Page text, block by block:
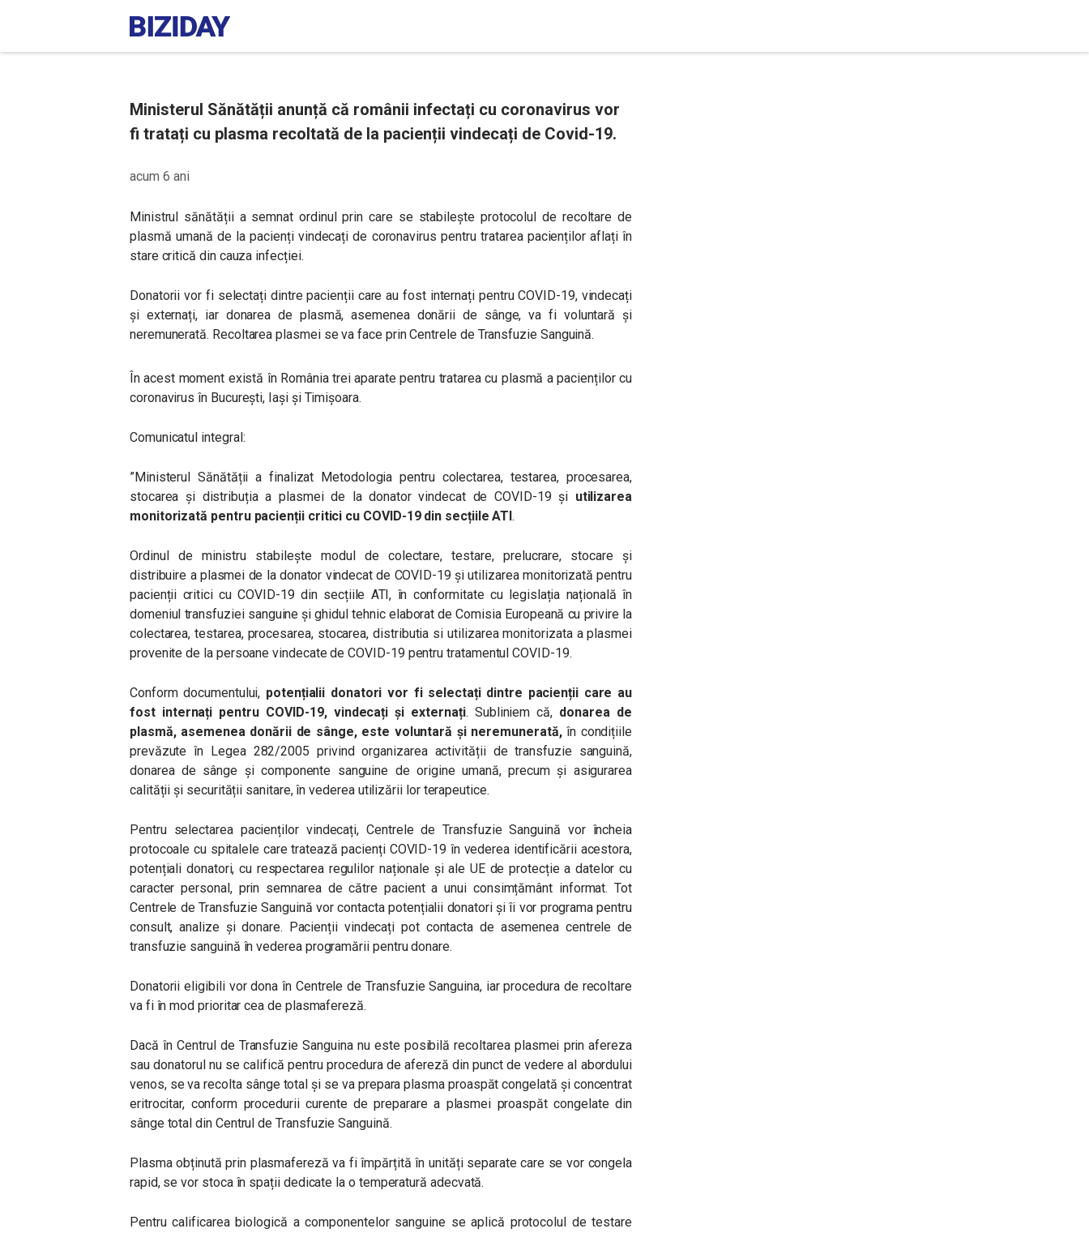
Ministerul Sănătății anunță că românii infectați cu coronavirus vor
fi tratați cu plasma recoltată de la pacienții vindecați de Covid-19.
acum 6 ani
Ministrul sănătății a semnat ordinul prin care se stabilește protocolul de recoltare de
plasmă umană de la pacienți vindecați de coronavirus pentru tratarea pacienților aflați în
stare critică din cauza infecției.
Donatorii vor fi selectați dintre pacienții care au fost internați pentru COVID-19, vindecați
și externați, iar donarea de plasmă, asemenea donării de sânge, va fi voluntară și
neremunerată. Recoltarea plasmei se va face prin Centrele de Transfuzie Sanguină.
În acest moment există în România trei aparate pentru tratarea cu plasmă a pacienților cu
coronavirus în București, Iași și Timișoara.
Comunicatul integral:
”Ministerul Sănătății a finalizat Metodologia pentru colectarea, testarea, procesarea,
stocarea și distribuția a plasmei de la donator vindecat de COVID-19 și utilizarea
monitorizată pentru pacienții critici cu COVID-19 din secțiile ATI.
Ordinul de ministru stabilește modul de colectare, testare, prelucrare, stocare și
distribuire a plasmei de la donator vindecat de COVID-19 și utilizarea monitorizată pentru
pacienții critici cu COVID-19 din secțiile ATI, în conformitate cu legislația națională în
domeniul transfuziei sanguine și ghidul tehnic elaborat de Comisia Europeană cu privire la
colectarea, testarea, procesarea, stocarea, distributia si utilizarea monitorizata a plasmei
provenite de la persoane vindecate de COVID-19 pentru tratamentul COVID-19.
Conform documentului, potențialii donatori vor fi selectați dintre pacienții care au
fost internați pentru COVID-19, vindecați și externați. Subliniem că, donarea de
plasmă, asemenea donării de sânge, este voluntară și neremunerată,în condițiile
prevăzute în Legea 282/2005 privind organizarea activității de transfuzie sanguină,
donarea de sânge și componente sanguine de origine umană, precum și asigurarea
calității și securității sanitare, în vederea utilizării lor terapeutice.
Pentru selectarea pacienților vindecați, Centrele de Transfuzie Sanguină vor încheia
protocoale cu spitalele care tratează pacienți COVID-19 în vederea identificării acestora,
potențiali donatori, cu respectarea regulilor naționale și ale UE de protecție a datelor cu
caracter personal, prin semnarea de către pacient a unui consimțământ informat. Tot
Centrele de Transfuzie Sanguină vor contacta potențialii donatori și îi vor programa pentru
consult, analize și donare. Pacienții vindecați pot contacta de asemenea centrele de
transfuzie sanguină în vederea programării pentru donare.
Donatorii eligibili vor dona în Centrele de Transfuzie Sanguina, iar procedura de recoltare
va fi în mod prioritar cea de plasmafereză.
Dacă în Centrul de Transfuzie Sanguina nu este posibilă recoltarea plasmei prin afereza
sau donatorul nu se califică pentru procedura de afereză din punct de vedere al abordului
venos, se va recolta sânge total și se va prepara plasma proaspăt congelată și concentrat
eritrocitar, conform procedurii curente de preparare a plasmei proaspăt congelate din
sânge total din Centrul de Transfuzie Sanguină.
Plasma obținută prin plasmafereză va fi împărțită în unități separate care se vor congela
rapid, se vor stoca în spații dedicate la o temperatură adecvată.
Pentru calificarea biologică a componentelor sanguine se aplică protocolul de testare